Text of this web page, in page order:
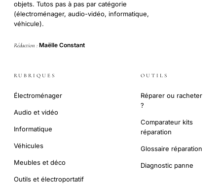
objets. Tutos pas à pas par catégorie
(électroménager, audio-vidéo, informatique,
véhicule).
Rédaction : Maëlle Constant
RUBRIQUES
Électroménager
Audio et vidéo
Informatique
Véhicules
Meubles et déco
Outils et électroportatif
OUTILS
Réparer ou racheter
?
Comparateur kits
réparation
Glossaire réparation
Diagnostic panne